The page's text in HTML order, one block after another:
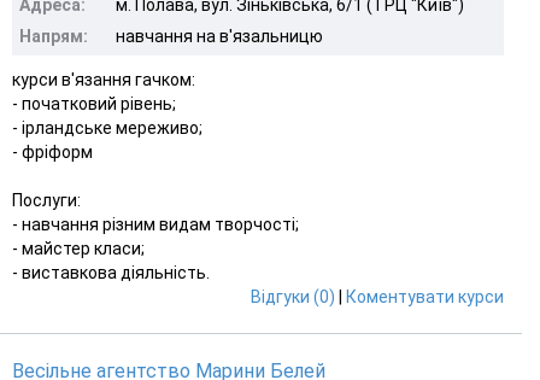
Адреса:
м. Полава, вул. Зіньківська, 6/1 (ТРЦ "Київ")
Напрям:
навчання на в'язальницю
курси в'язання гачком:
- початковий рівень;
- ірландське мереживо;
- фріформ
Послуги:
- навчання різним видам творчості;
- майстер класи;
- виставкова діяльність.
Відгуки (0)
Коментувати курси
Весільне агентство Марини Белей